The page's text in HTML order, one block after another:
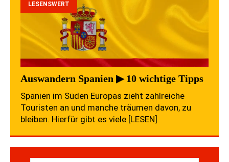
LESENSWERT
Auswandern Spanien ▶ 10 wichtige Tipps
Spanien im Süden Europas zieht zahlreiche
Touristen an und manche träumen davon, zu
bleiben. Hierfür gibt es viele [LESEN]